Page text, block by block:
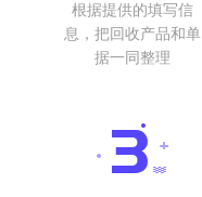
根据提供的填写信
息，把回收产品和单
据一同整理